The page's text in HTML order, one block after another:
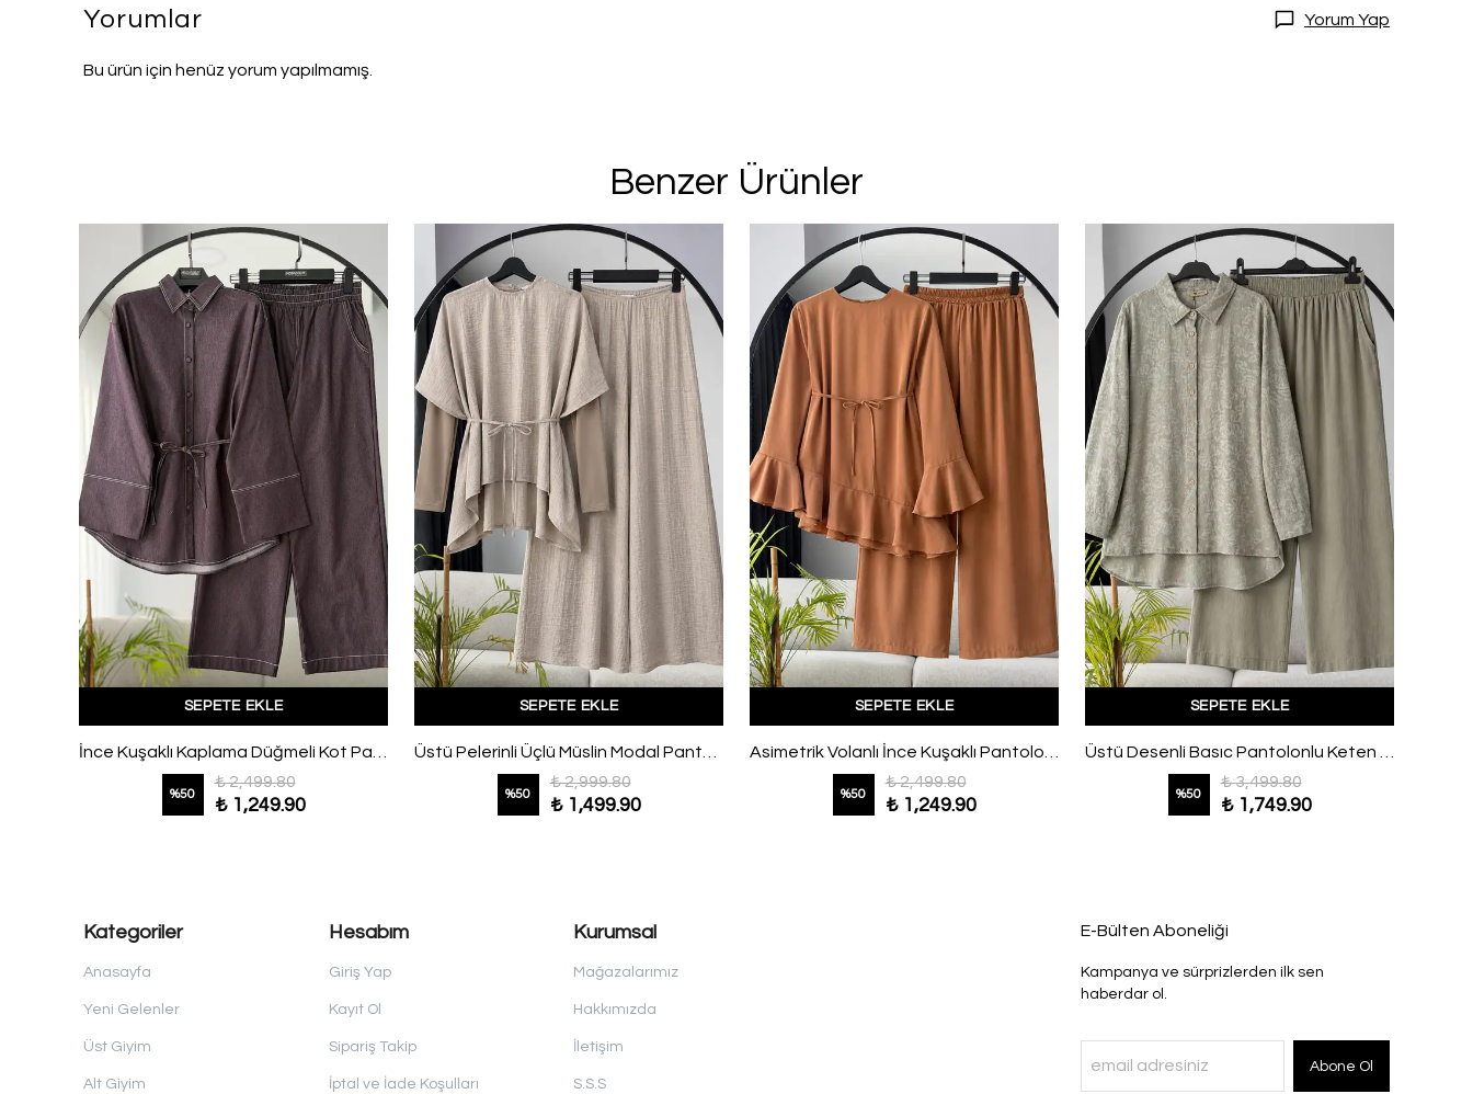
Yorumlar Yorum Yap
Bu ürün için henüz yorum yapılmamış.
Benzer Ürünler
SEPETE EKLE
İnce Kuşaklı Kaplama Düğmeli Kot Pantolonlu Takım Mürdüm
%50
₺ 2,499.80
₺ 1,249.90
SEPETE EKLE
Üstü Pelerinli Üçlü Müslin Modal Pantolonlu Takım Vizon
%50
₺ 2,999.80
₺ 1,499.90
SEPETE EKLE
Asimetrik Volanlı İnce Kuşaklı Pantolonlu Modal Takım Tarçın
%50
₺ 2,499.80
₺ 1,249.90
SEPETE EKLE
Üstü Desenli Basıc Pantolonlu Keten Takım Adaçayı
%50
₺ 3,499.80
₺ 1,749.90
Kategoriler
Anasayfa
Yeni Gelenler
Üst Giyim
Alt Giyim
Hesabım
Giriş Yap
Kayıt Ol
Sipariş Takip
İptal ve İade Koşulları
Kurumsal
Mağazalarımız
Hakkımızda
İletişim
S.S.S
E-Bülten Aboneliği
Kampanya ve sürprizlerden ilk sen
haberdar ol.
Abone Ol